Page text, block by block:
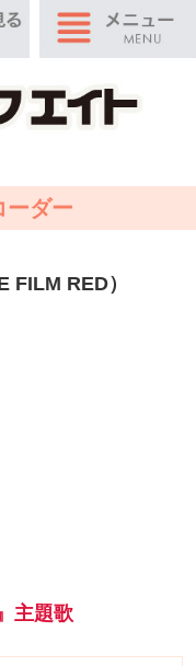
ーダー
FILM RED）
主題歌